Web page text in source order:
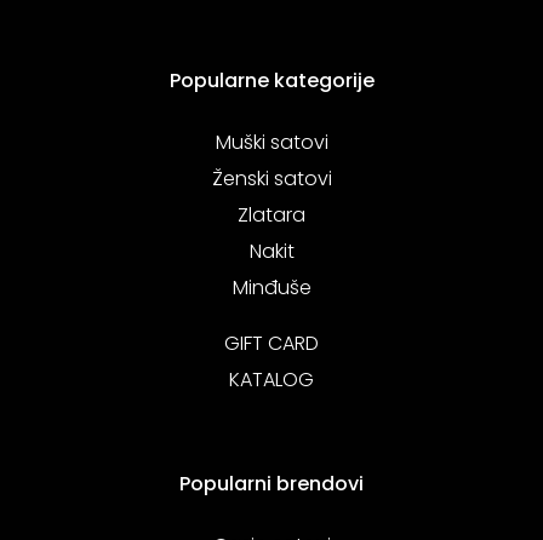
Popularne kategorije
Muški satovi
Ženski satovi
Zlatara
Nakit
Minđuše
GIFT CARD
KATALOG
Popularni brendovi